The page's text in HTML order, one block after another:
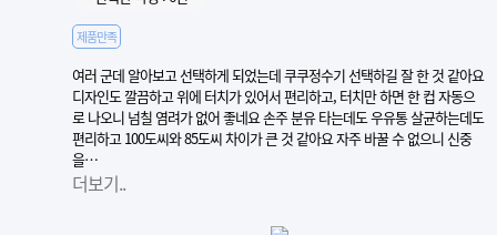
제품만족
여러 군데 알아보고 선택하게 되었는데 쿠쿠정수기 선택하길 잘 한 것 같아요
디자인도 깔끔하고 위에 터치가 있어서 편리하고, 터치만 하면 한 컵 자동으
로 나오니 넘칠 염려가 없어 좋네요 손주 분유 타는데도 우유통 살균하는데도
편리하고 100도씨와 85도씨 차이가 큰 것 같아요 자주 바꿀 수 없으니 신중
을…
더보기..